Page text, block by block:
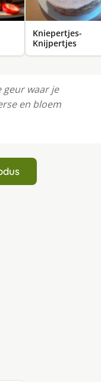
Kniepertjes-
Knijpertjes
waar je
en bloem